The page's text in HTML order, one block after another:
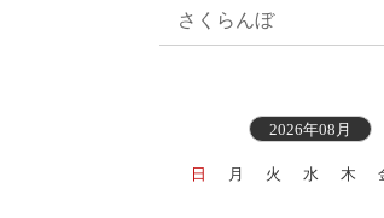
さくらんぼ
2026年08月
日 月 火 水 木